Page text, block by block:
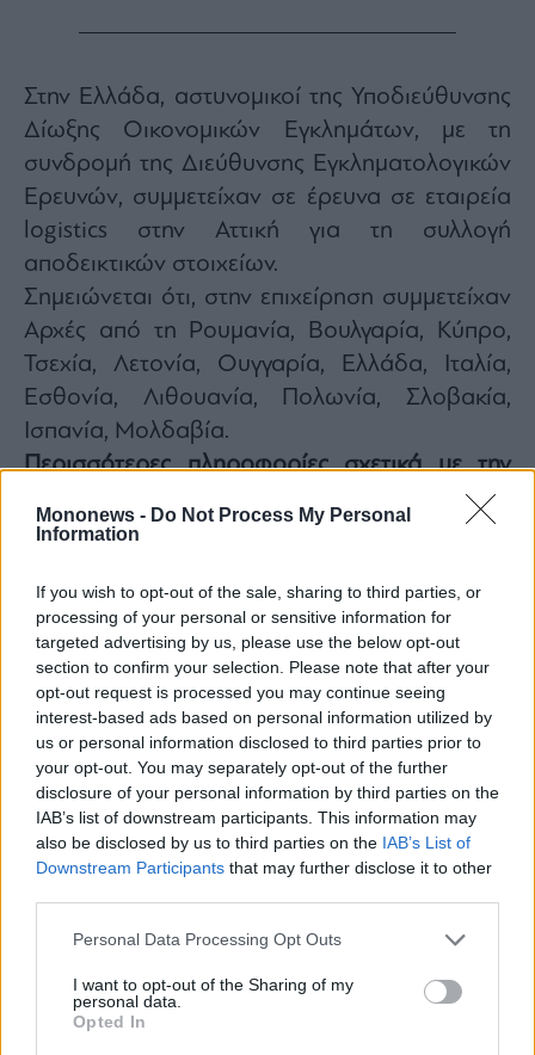
Mononews - Do Not Process My Personal
Information
If you wish to opt-out of the sale, sharing to third parties, or
processing of your personal or sensitive information for
targeted advertising by us, please use the below opt-out
section to confirm your selection. Please note that after your
opt-out request is processed you may continue seeing
interest-based ads based on personal information utilized by
us or personal information disclosed to third parties prior to
your opt-out. You may separately opt-out of the further
disclosure of your personal information by third parties on the
IAB’s list of downstream participants. This information may
also be disclosed by us to third parties on the IAB’s List of
Downstream Participants that may further disclose it to other
Personal Data Processing Opt Outs
I want to opt-out of the Sharing of my
personal data.
Opted In
Στην Ελλάδα, αστυνομικοί της Υποδιεύθυνσης
Δίωξης Οικονομικών Εγκλημάτων, με τη
συνδρομή της Διεύθυνσης Εγκληματολογικών
Ερευνών, συμμετείχαν σε έρευνα σε εταιρεία
logistics στην Αττική για τη συλλογή
αποδεικτικών στοιχείων.
Σημειώνεται ότι, στην επιχείρηση συμμετείχαν
Αρχές από τη Ρουμανία, Βουλγαρία, Κύπρο,
Τσεχία, Λετονία, Ουγγαρία, Ελλάδα, Ιταλία,
Εσθονία, Λιθουανία, Πολωνία, Σλοβακία,
Ισπανία, Μολδαβία.
Περισσότερες πληροφορίες σχετικά με την
επιχείρηση έχουν αναρτηθεί στην ιστοσελίδα
της Eurojust στον υπερσύνδεσμο